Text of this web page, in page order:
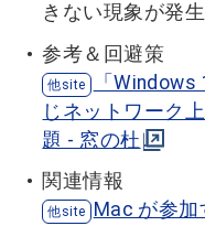
きない現象が発
参考＆回避策
「
じネットワーク
題 - 窓の杜
関連情報
Mac が参加